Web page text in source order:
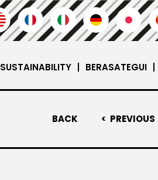
SUSTAINABILITY BERASATEGUI
BACK PREVIOUS